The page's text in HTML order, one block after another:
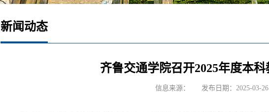
新闻动态
齐鲁交通学院召开2025年度本
信息来源： 发布日期：2025-03-26